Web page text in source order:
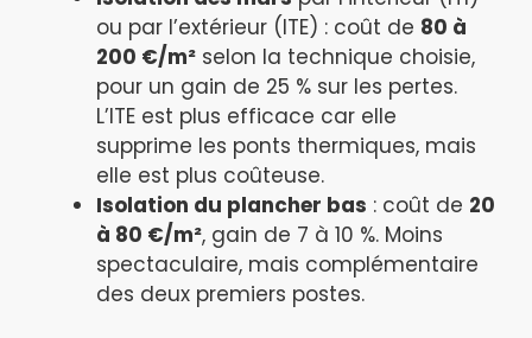
ou par l’extérieur (ITE) : coût de 80 à
200 €/m² selon la technique choisie,
pour un gain de 25 % sur les pertes.
L’ITE est plus efficace car elle
supprime les ponts thermiques, mais
elle est plus coûteuse.
Isolation du plancher bas : coût de 20
à 80 €/m², gain de 7 à 10 %. Moins
spectaculaire, mais complémentaire
des deux premiers postes.